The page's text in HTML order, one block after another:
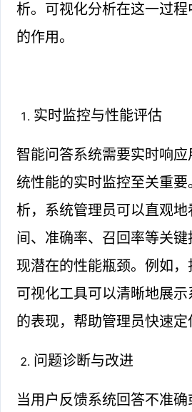
析。可视化分析在这一过
的作用。
实时监控与性能评估
智能问答系统需要实时响
统性能的实时监控至关重
析，系统管理员可以直观
间、准确率、召回率等关
现潜在的性能瓶颈。例如
可视化工具可以清晰地展
的表现，帮助管理员快速定
问题诊断与改进
当用户反馈系统回答不准